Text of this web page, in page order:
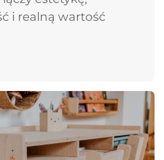
i realną wartość